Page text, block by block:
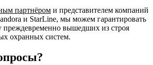
партнёром и представителем компаний
и StarLine, мы можем гарантировать
преждевременно вышедших из строя
охранных систем.